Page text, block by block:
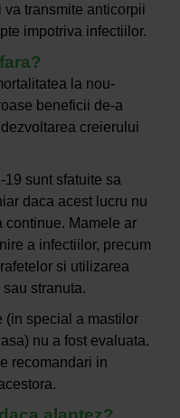
transmite anticorpii
impotriva infectiilor.
la nou-
beneficii de-a
creierului
sunt sfatuite sa
daca acest lucru nu
continue. Mamele ar
a infectiilor, precum
si utilizarea
stranuta.
(in special a mastilor
nu a fost evaluata.
recomandari in